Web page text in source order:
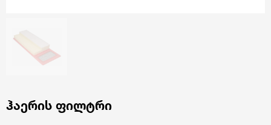
ჰაერის ფილტრი